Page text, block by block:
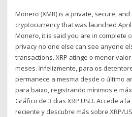
Monero (XMR) is a private, secure,
cryptocurrency that was launched April
Monero, it is said you are in complete
privacy no one else can see anyone
transactions. XRP atinge o menor
meses. Infelizmente, para os
permanece a mesma desde o último
para baixo, registrando mínimos e
Gráfico de 3 dias XRP USD. Accede a
reciente y descubre más sobre XRP/